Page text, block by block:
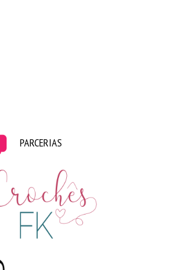
concurso de soletração?
porque você estava feliz?
de vinil?
regularmente?
de ver em um show?
show que você viu?
chá frio?
PARCERIAS